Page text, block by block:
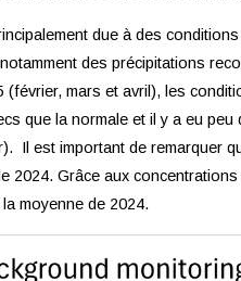
due à des
des précipitations
(février, mars et avril), les
que la normale et il y a eu peu
Il est important de remarquer
Grâce aux
moyenne de 2024.